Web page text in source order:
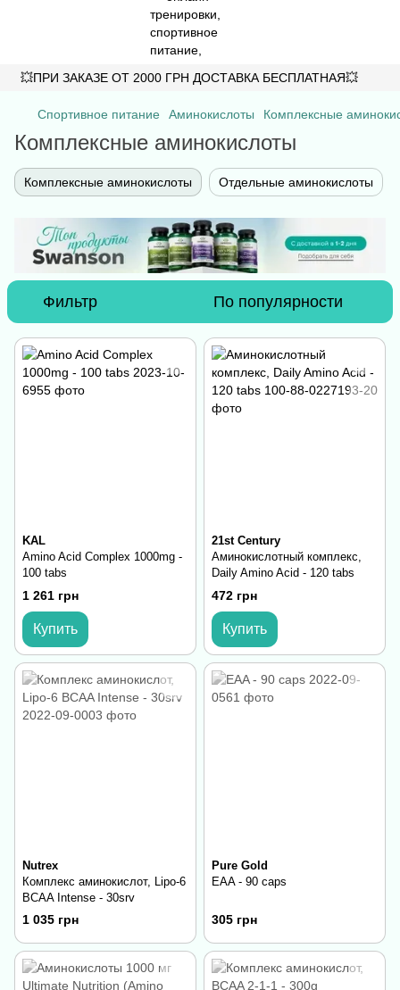
💥ПРИ ЗАКАЗЕ ОТ 2000 ГРН ДОСТАВКА БЕСПЛАТНАЯ💥
Спортивное питание Аминокислоты Комплексные
Комплексные аминокислоты
Комплексные аминокислоты Отдельные аминокислоты
Фильтр По популярности
KAL
Amino Acid Complex 1000mg -
100 tabs
1 261 грн
Купить
21st Century
Аминокислотный комплекс,
Daily Amino Acid - 120 tabs
472 грн
Купить
Nutrex
Комплекс аминокислот, Lipo-6
BCAA Intense - 30srv
1 035 грн
Pure Gold
EAA - 90 caps
305 грн